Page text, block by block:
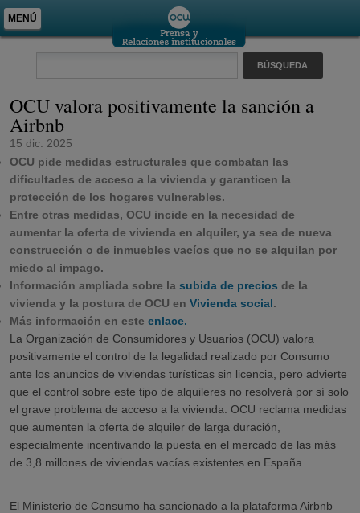
MENÚ
OCU valora positivamente la sanción a
Airbnb
15 dic. 2025
OCU pide medidas estructurales que combatan las
dificultades de acceso a la vivienda y garanticen la
protección de los hogares vulnerables.
Entre otras medidas, OCU incide en la necesidad de
aumentar la oferta de vivienda en alquiler, ya sea de nueva
construcción o de inmuebles vacíos que no se alquilan por
miedo al impago.
Información ampliada sobre la subida de precios de la
vivienda y la postura de OCU en Vivienda social.
Más información en este enlace.
La Organización de Consumidores y Usuarios (OCU) valora
positivamente el control de la legalidad realizado por Consumo
ante los anuncios de viviendas turísticas sin licencia, pero advierte
que el control sobre este tipo de alquileres no resolverá por sí solo
el grave problema de acceso a la vivienda. OCU reclama medidas
que aumenten la oferta de alquiler de larga duración,
especialmente incentivando la puesta en el mercado de las más
de 3,8 millones de viviendas vacías existentes en España.
El Ministerio de Consumo ha sancionado a la plataforma Airbnb